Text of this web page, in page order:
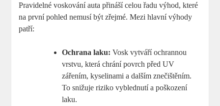
Pravidelné voskování⁣ auta přináší celou řadu⁢ výhod, které
⁤na první pohled nemusí ⁤být zřejmé.⁢ Mezi hlavní výhody
patří:
Ochrana laku: Vosk vytváří ochrannou
vrstvu, která chrání povrch před ⁤UV
zářením, kyselinami a dalším znečištěním.
To snižuje riziko vyblednutí a⁣ poškození
laku.